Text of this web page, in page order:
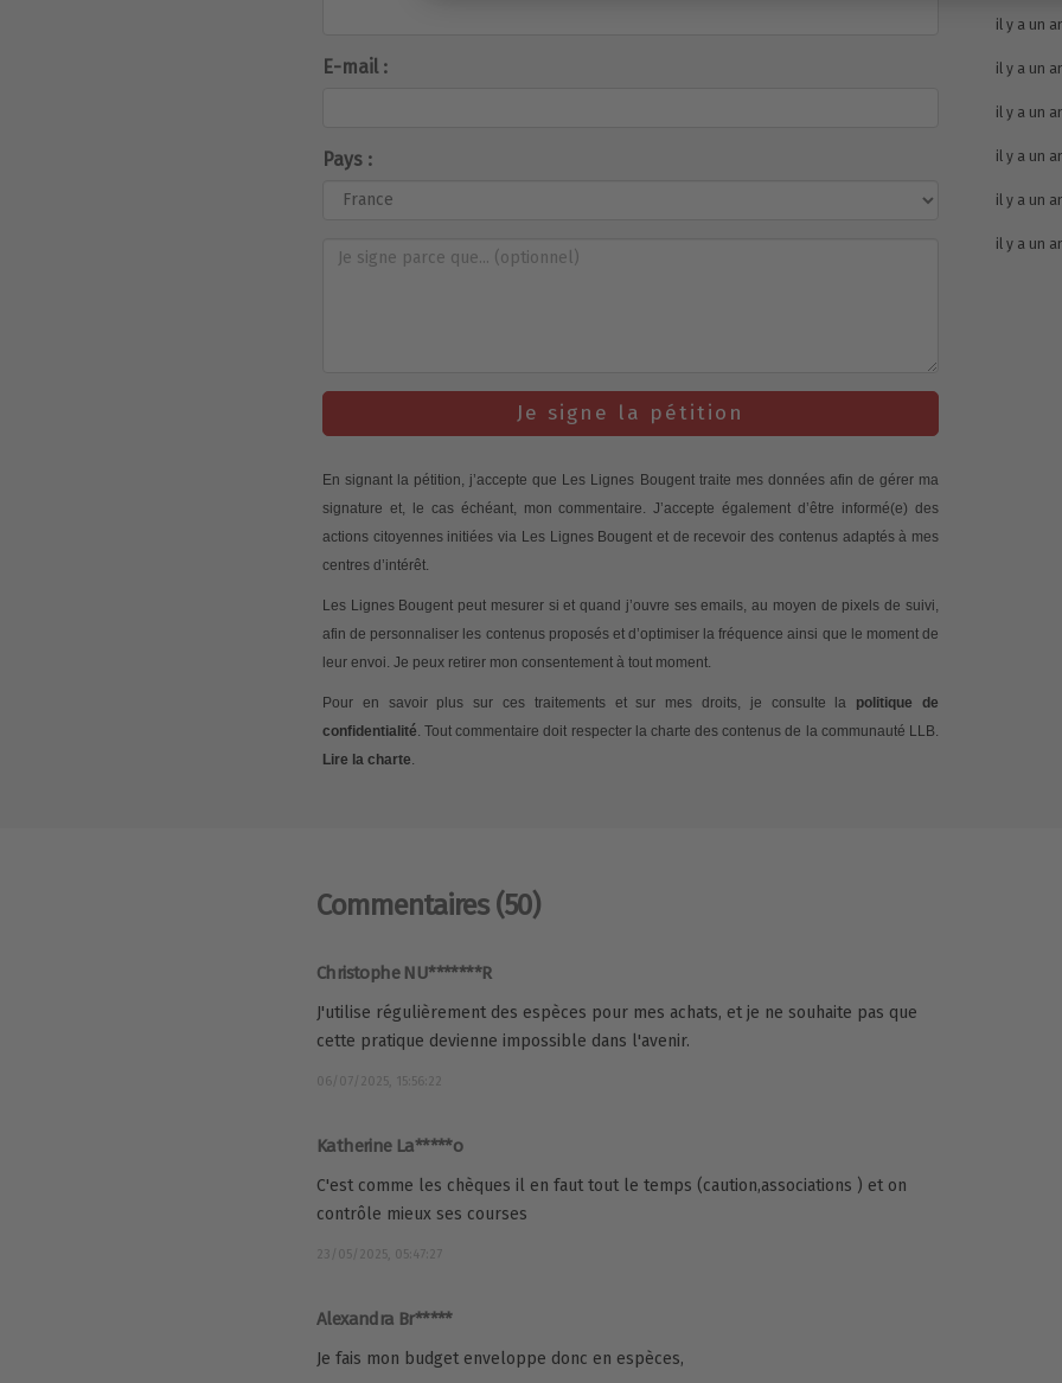
E-mail :
Pays :
Je signe la pétition
En signant la pétition, j’accepte que Les Lignes Bougent traite mes données afin de gérer ma
signature et, le cas échéant, mon commentaire. J’accepte également d’être informé(e) des
actions citoyennes initiées via Les Lignes Bougent et de recevoir des contenus adaptés à mes
centres d’intérêt.
Les Lignes Bougent peut mesurer si et quand j’ouvre ses emails, au moyen de pixels de suivi,
afin de personnaliser les contenus proposés et d’optimiser la fréquence ainsi que le moment de
leur envoi. Je peux retirer mon consentement à tout moment.
Pour en savoir plus sur ces traitements et sur mes droits, je consulte la politique de
confidentialité. Tout commentaire doit respecter la charte des contenus de la communauté LLB.
Lire la charte.
il y a un
il y a un
il y a un
il y a un
il y a un
il y a un
Commentaires (50)
Christophe NU*******R
J'utilise régulièrement des espèces pour mes achats, et je ne souhaite pas que
cette pratique devienne impossible dans l'avenir.
06/07/2025, 15:56:22
Katherine La*****o
C'est comme les chèques il en faut tout le temps (caution,associations ) et on
contrôle mieux ses courses
23/05/2025, 05:47:27
Alexandra Br*****
Je fais mon budget enveloppe donc en espèces,